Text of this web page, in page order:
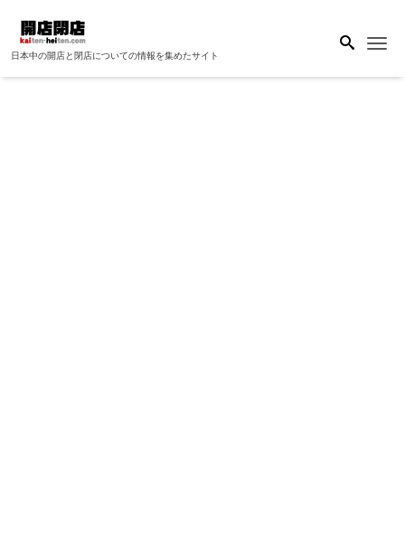
日本中の開店と閉店についての情報を集めたサイト